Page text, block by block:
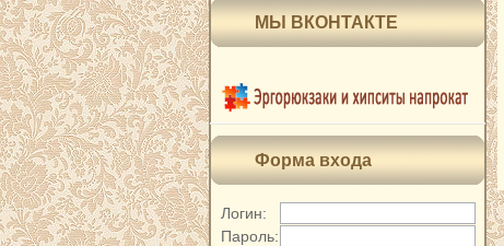
МЫ ВКОНТАКТЕ
Форма входа
Логин:
Пароль: